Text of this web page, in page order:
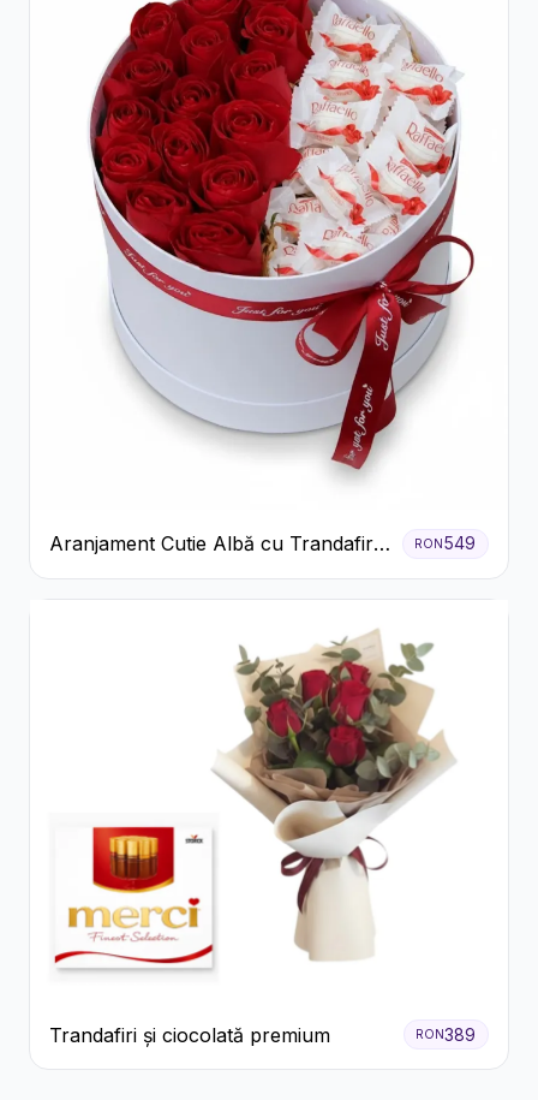
Aranjament Cutie Albă cu Trandafiri
Roșii și Raffaello
RON549
Trandafiri și ciocolată premium RON389